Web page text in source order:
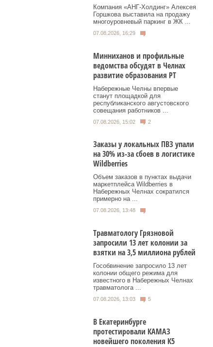
Компания «АНГ-Холдинг» Алексея
Горшкова выставила на продажу
многоуровневый паркинг в ЖК ...
07.08.2026, 16:29
Минниханов и профильные
ведомства обсудят в Челнах
развитие образования РТ
Набережные Челны впервые
станут площадкой для
республиканского августовского
совещания работников ...
07.08.2026, 15:02 2
Заказы у локальных ПВЗ упали
на 30% из-за сбоев в логистике
Wildberries
Объем заказов в пунктах выдачи
маркетплейса Wildberries в
Набережных Челнах сократился
примерно на ...
07.08.2026, 13:48
Травматологу Грязновой
запросили 13 лет колонии за
взятки на 3,5 миллиона рублей
Гособвинение запросило 13 лет
колонии общего режима для
известного в Набережных Челнах
травматолога ...
07.08.2026, 13:03 5
В Екатеринбурге
протестировали КАМАЗ
новейшего поколения К5